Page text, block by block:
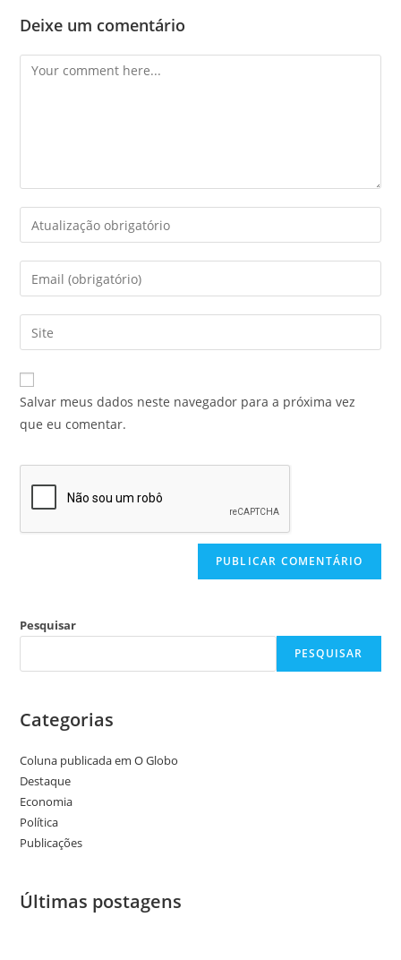
Deixe um comentário
Salvar meus dados neste navegador para a próxima vez
que eu comentar.
Pesquisar
PESQUISAR
Categorias
Coluna publicada em O Globo
Destaque
Economia
Política
Publicações
Últimas postagens